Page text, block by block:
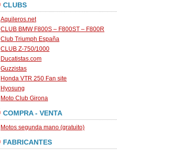
CLUBS
Aquileros.net
CLUB BMW F800S – F800ST – F800R
Club Triumph España
CLUB Z-750/1000
Ducatistas.com
Guzzistas
Honda VTR 250 Fan site
Hyosung
Moto Club Girona
COMPRA - VENTA
Motos segunda mano (gratuito)
FABRICANTES